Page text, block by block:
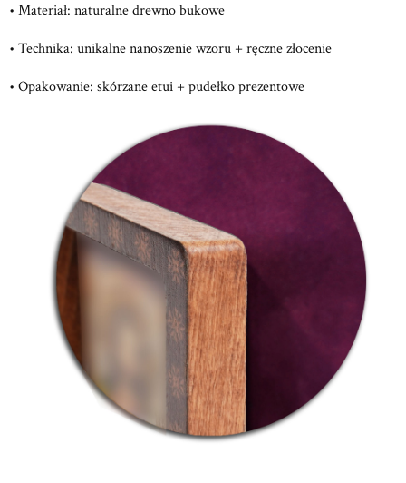
• Materiał: naturalne drewno bukowe
• Technika: unikalne nanoszenie wzoru + ręczne złocenie
• Opakowanie: skórzane etui + pudełko prezentowe